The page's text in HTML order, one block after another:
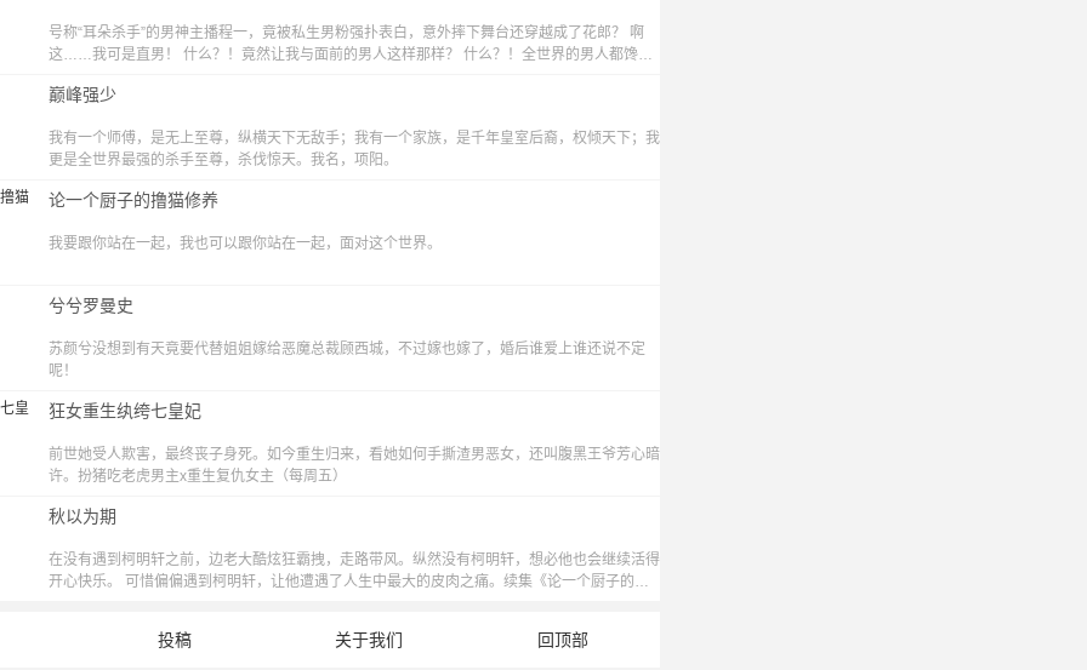
号称“耳朵杀手”的男神主播程一，竟被私生男粉强扑表白，意外摔下舞台还穿越成了花郎？ 啊
这……我可是直男！ 什么？！竟然让我与面前的男人这样那样？ 什么？！全世界的男人都馋我
巅峰强少
我有一个师傅，是无上至尊，纵横天下无敌手；我有一个家族，是千年皇室后裔，权倾天下；我
更是全世界最强的杀手至尊，杀伐惊天。我名，项阳。
论一个厨子的撸猫修养
我要跟你站在一起，我也可以跟你站在一起，面对这个世界。
兮兮罗曼史
苏颜兮没想到有天竟要代替姐姐嫁给恶魔总裁顾西城，不过嫁也嫁了，婚后谁爱上谁还说不定
呢！
狂女重生纨绔七皇妃
前世她受人欺害，最终丧子身死。如今重生归来，看她如何手撕渣男恶女，还叫腹黑王爷芳心暗
许。扮猪吃老虎男主x重生复仇女主（每周五）
秋以为期
在没有遇到柯明轩之前，边老大酷炫狂霸拽，走路带风。纵然没有柯明轩，想必他也会继续活得
开心快乐。 可惜偏偏遇到柯明轩，让他遭遇了人生中最大的皮肉之痛。续集《论一个厨子的撸
投稿 关于我们 回顶部